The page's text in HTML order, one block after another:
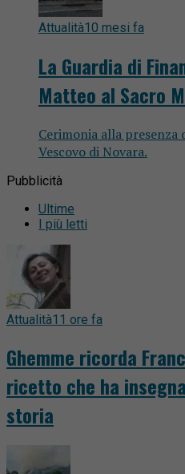
Attualità10 mesi fa
La Guardia di
Matteo al Sacro
Cerimonia alla
Vescovo di Novara.
Pubblicità
Ultime
I più letti
Attualità11 ore fa
Ghemme ricorda
ricetto che ha
storia